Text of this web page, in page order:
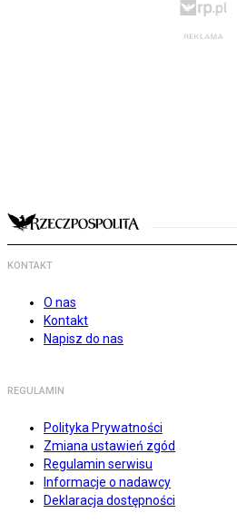
KONTAKT
O nas
Kontakt
Napisz do nas
REGULAMIN
Polityka Prywatności
Zmiana ustawień zgód
Regulamin serwisu
Informacje o nadawcy
Deklaracja dostępności